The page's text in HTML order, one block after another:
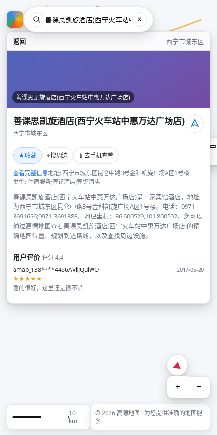
返回 西宁市城东区
善课思凯旋酒店(西宁火车站中惠万达广场店)
善课思凯旋酒店(西宁火车站中惠万达广场店)
西宁市城东区
★收藏 ⌖搜周边 📱 去手机查看
查看完整信息地址: 西宁市城东区昆仑中路3号金科凯旋广场A区1号楼
类型: 住宿服务;宾馆酒店;宾馆酒店
善课思凯旋酒店(西宁火车站中惠万达广场店)是一家宾馆酒店，地址
为西宁市城东区昆仑中路3号金科凯旋广场A区1号楼。电话：0971-
3691666;0971-3691888。地理坐标：36.600529,101.800502。您可以
通过高德地图查看善课思凯旋酒店(西宁火车站中惠万达广场店)的精
确地图位置、规划到达路线，以及查找周边设施。
用户评价评分 4.4
amap_138****4466AVkJQuiWO
2017-05-20
★★★★★
睡的很好，这里还是很不错
善课思凯旋酒店(西宁火车站
+ −
10
km
© 2026 高德地图 · 为您提供准确的地图服
务